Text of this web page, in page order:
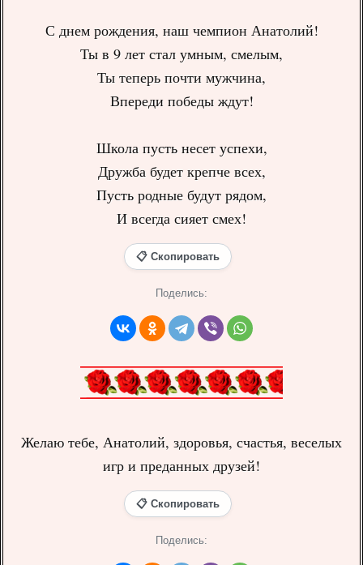
С днем рождения, наш чемпион Анатолий!
Ты в 9 лет стал умным, смелым,
Ты теперь почти мужчина,
Впереди победы ждут!
Школа пусть несет успехи,
Дружба будет крепче всех,
Пусть родные будут рядом,
И всегда сияет смех!
📋 Скопировать
Поделись:
Желаю тебе, Анатолий, здоровья, счастья, веселых
игр и преданных друзей!
📋 Скопировать
Поделись: